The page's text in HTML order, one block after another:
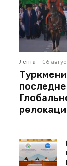
Лента 06